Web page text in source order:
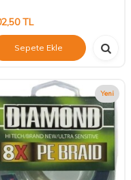
TL
Sepete Ekle
Yeni